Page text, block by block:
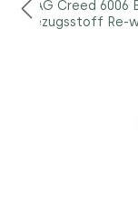
HAG Creed 6006
Bezugsstoff Re-